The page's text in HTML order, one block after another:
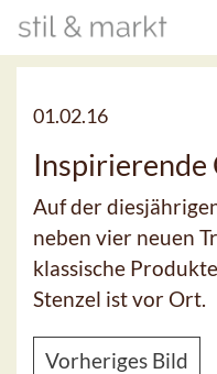
01.02.16
Auf der
neben vier neuen
klassische
Stenzel ist vor Ort.
Vorheriges Bild